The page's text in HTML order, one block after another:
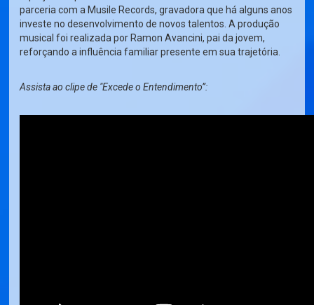
parceria com a Musile Records, gravadora que há alguns anos
investe no desenvolvimento de novos talentos. A produção
musical foi realizada por Ramon Avancini, pai da jovem,
reforçando a influência familiar presente em sua trajetória.
Assista ao clipe de "Excede o Entendimento”: